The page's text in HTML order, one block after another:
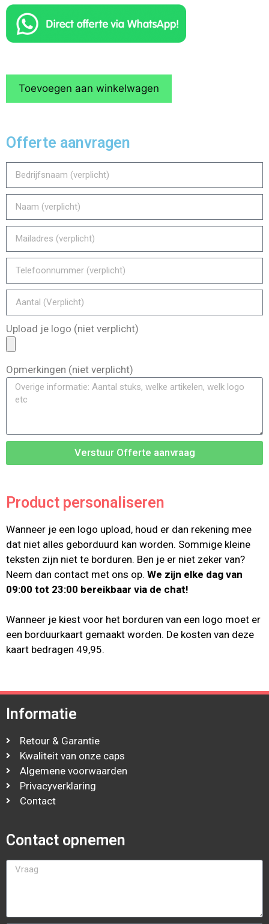
Toevoegen aan winkelwagen
Offerte aanvragen
Upload je logo (niet verplicht)
Opmerkingen (niet verplicht)
Verstuur Offerte aanvraag
Product personaliseren
Wanneer je een logo upload, houd er dan rekening mee
dat niet alles geborduurd kan worden. Sommige kleine
teksten zijn niet te borduren. Ben je er niet zeker van?
Neem dan contact met ons op. We zijn elke dag van
09:00 tot 23:00 bereikbaar via de chat!
Wanneer je kiest voor het borduren van een logo moet er
een borduurkaart gemaakt worden. De kosten van deze
kaart bedragen 49,95.
Informatie
Retour & Garantie
Kwaliteit van onze caps
Algemene voorwaarden
Privacyverklaring
Contact
Contact opnemen